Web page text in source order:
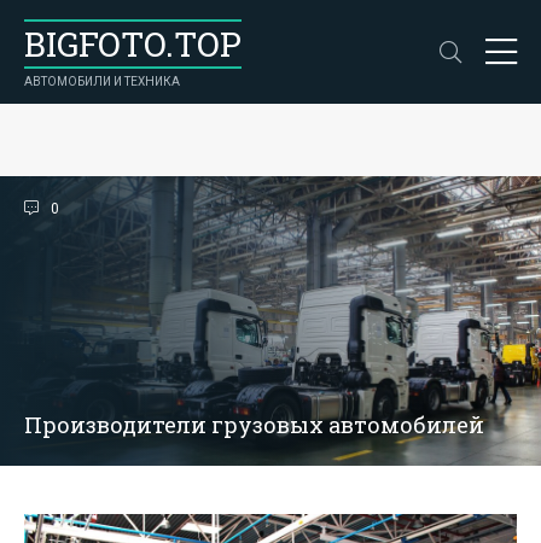
BIGFOTO.TOP
АВТОМОБИЛИ И ТЕХНИКА
0
Производители грузовых автомобилей